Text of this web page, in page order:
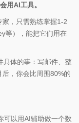
用AI工具。
，只需熟练掌握1-2
等），能把它们用在
具体的事：写邮件、整
，你会比周围80%的
可以用AI辅助做一个数